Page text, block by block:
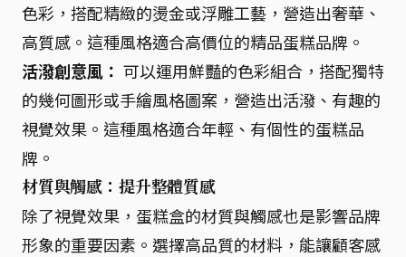
色彩，搭配精緻的燙金或浮雕工藝，營造出奢華、
高質感。這種風格適合高價位的精品蛋糕品牌。
活潑創意風： 可以運用鮮豔的色彩組合，搭配獨特
的幾何圖形或手繪風格圖案，營造出活潑、有趣的
視覺效果。這種風格適合年輕、有個性的蛋糕品
牌。
材質與觸感： 提升整體質感
除了視覺效果，蛋糕盒的材質與觸感也是影響品牌
形象的重要因素。選擇高品質的材料，能讓顧客感